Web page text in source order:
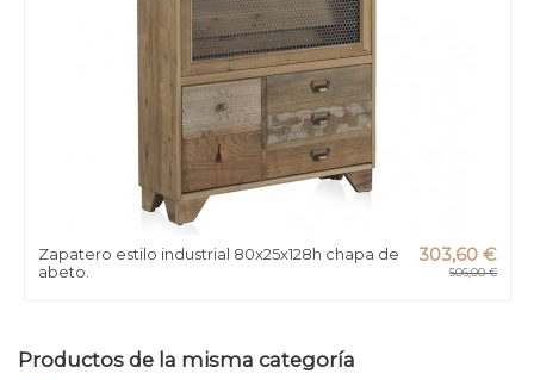
Zapatero estilo industrial 80x25x128h chapa de
abeto.
303,60 €
506,00 €
Productos de la misma categoría